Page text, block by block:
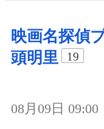
映画名探偵
頭明里
19
08月09日 09:00